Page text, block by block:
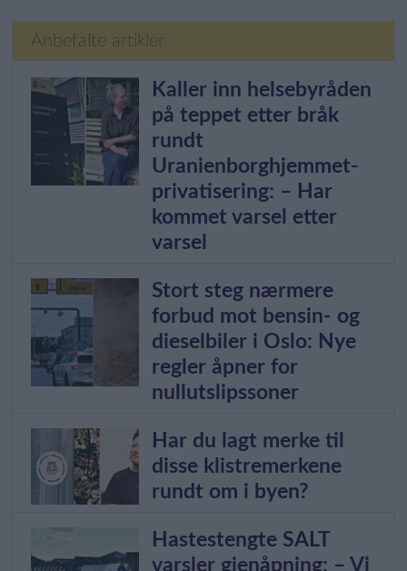
Anbefalte artikler
Kaller inn helsebyråden
på teppet etter bråk
rundt
Uranienborghjemmet-
privatisering: – Har
kommet varsel etter
varsel
Stort steg nærmere
forbud mot bensin- og
dieselbiler i Oslo: Nye
regler åpner for
nullutslipssoner
Har du lagt merke til
disse klistremerkene
rundt om i byen?
Hastestengte SALT
varsler gjenåpning: – Vi